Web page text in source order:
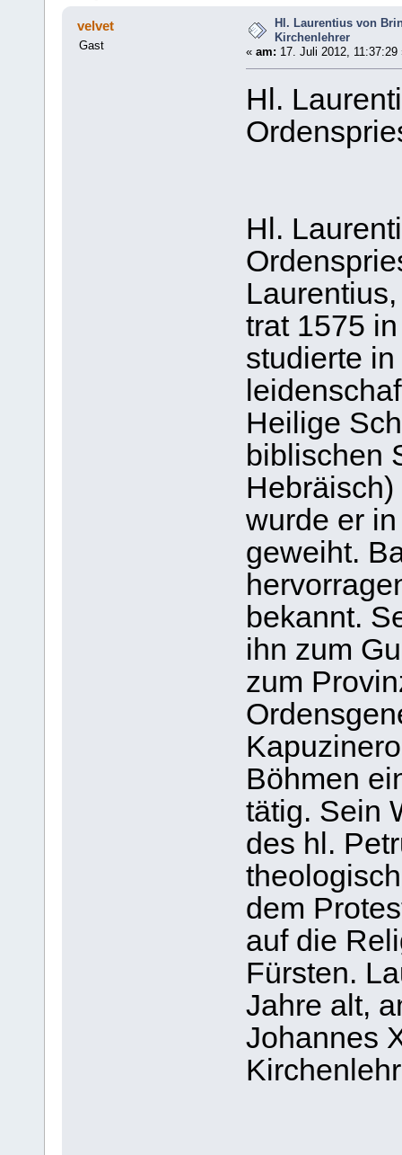
velvet
Gast
Hl. Laurentius von
Kirchenlehrer
« am: 17. Juli 2012, 11:37:29
Hl.
Hl.
trat 1575
studierte
Heilige
biblischen
wurde er
geweiht.
bekannt.
ihn zum
zum
Böhmen
tätig. Sein
des hl.
dem
auf die
Fürsten.
Jahre alt,
Johannes